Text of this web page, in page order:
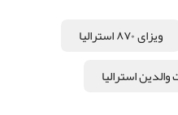
ویزای ۸۷۰ استرالیا
استرالیا